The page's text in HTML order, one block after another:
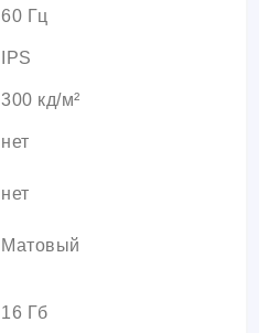
60 Гц
IPS
300 кд/м²
нет
нет
Матовый
16 Гб